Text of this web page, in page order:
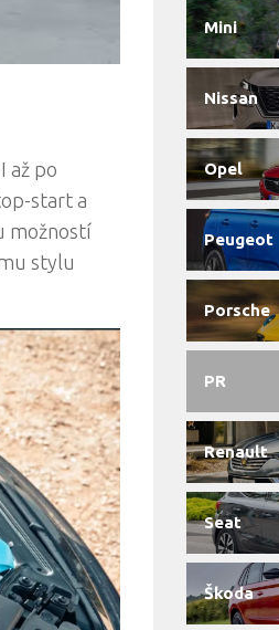
až po
start a
možností
stylu
Mini
Nissan
Opel
Peugeot
Porsche
PR
Renault
Seat
Škoda